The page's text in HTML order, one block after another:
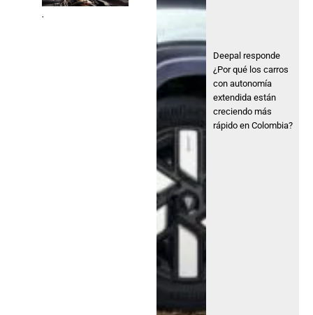
.
Deepal responde
¿Por qué los carros
con autonomía
extendida están
creciendo más
rápido en Colombia?